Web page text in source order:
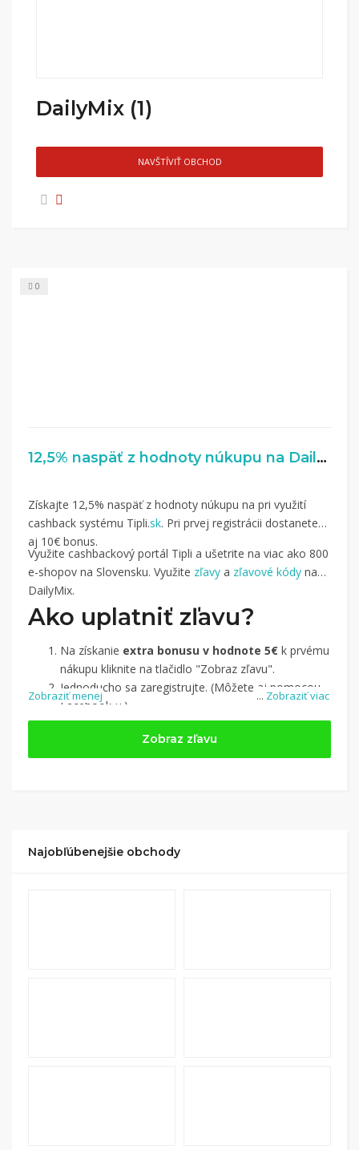
DailyMix (1)
NAVŠTÍVIŤ OBCHOD
0
12,5% naspäť z hodnoty núkupu na DailyMix.sk
... Zobraziť viac
Získajte 12,5% naspäť z hodnoty núkupu na pri využití
cashback systému Tipli.sk. Pri prvej registrácii dostanete
aj 10€ bonus.
Využite cashbackový portál Tipli a ušetrite na viac ako 800
e-shopov na Slovensku. Využite zľavy a zľavové kódy na
DailyMix.
Ako uplatniť zľavu?
Na získanie extra bonusu v hodnote 5€ k prvému
nákupu kliknite na tlačidlo "Zobraz zľavu".
Jednoducho sa zaregistrujte. (Môžete aj pomocou
Facebook-u.)
Jednoducho sinájdite obchod, pomocou služby
(v ponuke je cca 1 500 obchodov).
Kliknite na tlačidlo „Nakupovať“.(Následne
nákupu, si tieto peniaze môžete dať hneď vyplatiť
Zobraziť menej
Zobraz zľavu
Najobľúbenejšie obchody